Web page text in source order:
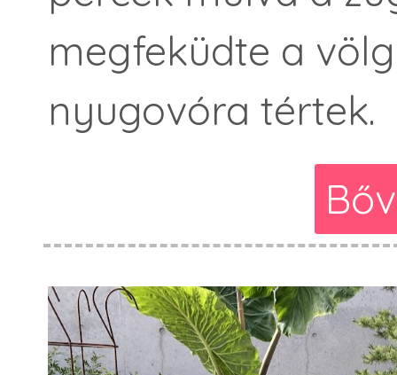
megfeküdte a
nyugovóra tértek.